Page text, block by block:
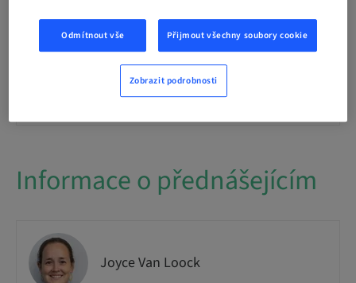
Publikum
National
1 dostupné
Informace o přednášejícím
Joyce Van Loock
Odmítnout vše Přijmout všechny soubory cookie
Zobrazit podrobnosti